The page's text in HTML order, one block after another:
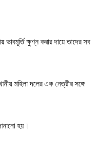
ক্ষুণ্ন করার দায়ে তাদের সব
মহিলা দলের এক নেত্রীর সঙ্গে
হয়।